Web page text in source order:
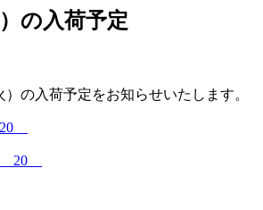
の入荷予定
）の入荷予定をお知らせいたします。
20